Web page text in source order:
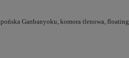
Ganbanyoku, komora tlenowa, floating